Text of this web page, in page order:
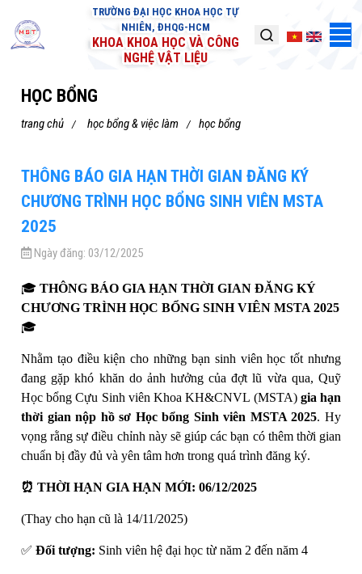
TRƯỜNG ĐẠI HỌC KHOA HỌC TỰ
NHIÊN, ĐHQG-HCM
KHOA KHOA HỌC VÀ CÔNG
NGHỆ VẬT LIỆU
HỌC BỔNG
trang chủ học bổng & việc làm học bổng
THÔNG BÁO GIA HẠN THỜI GIAN ĐĂNG KÝ
CHƯƠNG TRÌNH HỌC BỔNG SINH VIÊN MSTA
2025
Ngày đăng: 03/12/2025
🎓THÔNG BÁO GIA HẠN THỜI GIAN ĐĂNG KÝ
CHƯƠNG TRÌNH HỌC BỔNG SINH VIÊN MSTA 2025
🎓
Nhằm tạo điều kiện cho những bạn sinh viên học tốt nhưng
đang gặp khó khăn do ảnh hưởng của đợt lũ vừa qua, Quỹ
Học bổng Cựu Sinh viên Khoa KH&CNVL (MSTA) gia hạn
thời gian nộp hồ sơ Học bổng Sinh viên MSTA 2025. Hy
vọng rằng sự điều chỉnh này sẽ giúp các bạn có thêm thời gian
chuẩn bị đầy đủ và yên tâm hơn trong quá trình đăng ký.
⏰ THỜI HẠN GIA HẠN MỚI: 06/12/2025
(Thay cho hạn cũ là 14/11/2025)
✅Đối tượng: Sinh viên hệ đại học từ năm 2 đến năm 4